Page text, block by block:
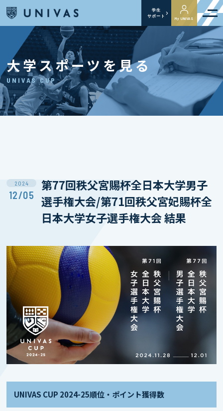
学生
サポート
My UNIVAS
大学スポーツを見る
UNIVAS CUP
2024
12/05
第77回秩父宮賜杯全日本大学男子
選手権大会/第71回秩父宮妃賜杯全
日本大学女子選手権大会 結果
UNIVAS CUP 2024-25順位・ポイント獲得数